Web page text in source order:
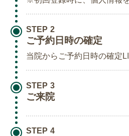
STEP
ご予約日時の確定
当院からご予約日時の確定
STEP
ご来院
STEP